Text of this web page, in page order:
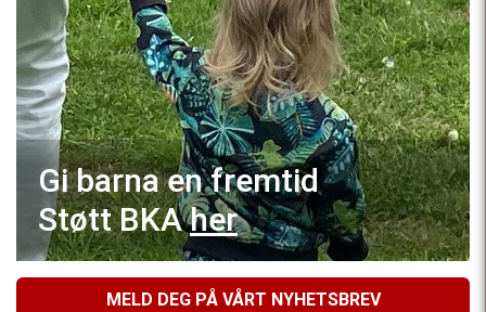
Gi barna en fremtid
Støtt BKAher
MELD DEG PÅ VÅRT NYHETSBREV